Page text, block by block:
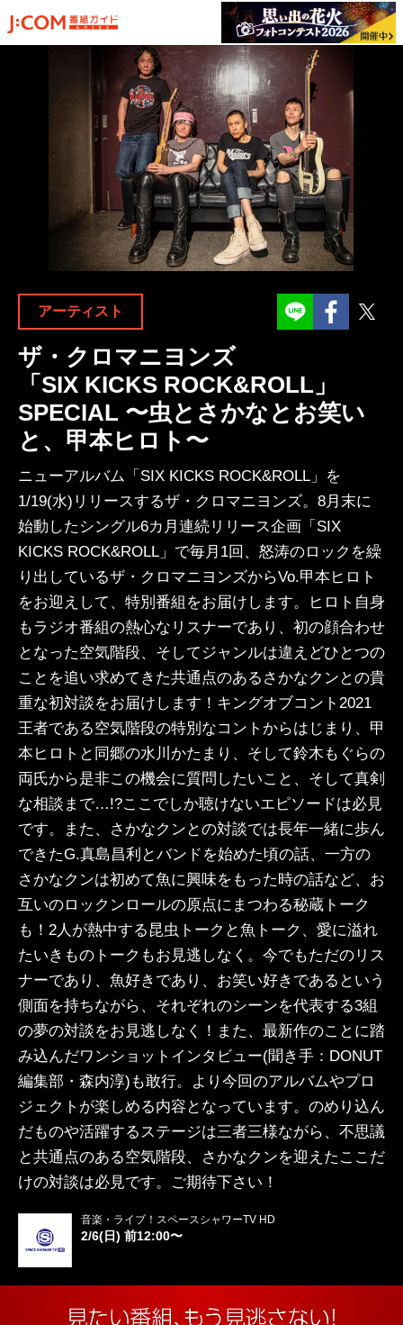
アーティスト
ザ・クロマニヨンズ
「SIX KICKS ROCK&ROLL」
SPECIAL 〜虫とさかなとお笑い
と、甲本ヒロト〜
ニューアルバム「SIX KICKS ROCK&ROLL」を
1/19(水)リリースするザ・クロマニヨンズ。8月末に
始動したシングル6カ月連続リリース企画「SIX
KICKS ROCK&ROLL」で毎月1回、怒涛のロックを繰
り出しているザ・クロマニヨンズからVo.甲本ヒロト
をお迎えして、特別番組をお届けします。ヒロト自身
もラジオ番組の熱心なリスナーであり、初の顔合わせ
となった空気階段、そしてジャンルは違えどひとつの
ことを追い求めてきた共通点のあるさかなクンとの貴
重な初対談をお届けします！キングオブコント2021
王者である空気階段の特別なコントからはじまり、甲
本ヒロトと同郷の水川かたまり、そして鈴木もぐらの
両氏から是非この機会に質問したいこと、そして真剣
な相談まで…!?ここでしか聴けないエピソードは必見
です。また、さかなクンとの対談では長年一緒に歩ん
できたG.真島昌利とバンドを始めた頃の話、一方の
さかなクンは初めて魚に興味をもった時の話など、お
互いのロックンロールの原点にまつわる秘蔵トーク
も！2人が熱中する昆虫トークと魚トーク、愛に溢れ
たいきものトークもお見逃しなく。今でもただのリス
ナーであり、魚好きであり、お笑い好きであるという
側面を持ちながら、それぞれのシーンを代表する3組
の夢の対談をお見逃しなく！また、最新作のことに踏
み込んだワンショットインタビュー(聞き手：DONUT
編集部・森内淳)も敢行。より今回のアルバムやプロ
ジェクトが楽しめる内容となっています。のめり込ん
だものや活躍するステージは三者三様ながら、不思議
と共通点のある空気階段、さかなクンを迎えたここだ
けの対談は必見です。ご期待下さい！
音楽・ライブ！スペースシャワーTV HD
2/6(日) 前12:00〜